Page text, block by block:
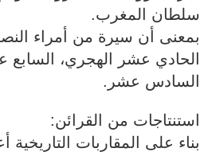
سلطان المغرب.
بمعنى أن سيرة من أمراء
الحادي عشر الهجري، السابع
السادس عشر.
استنتاجات من القرائن:
بناء على المقاربات